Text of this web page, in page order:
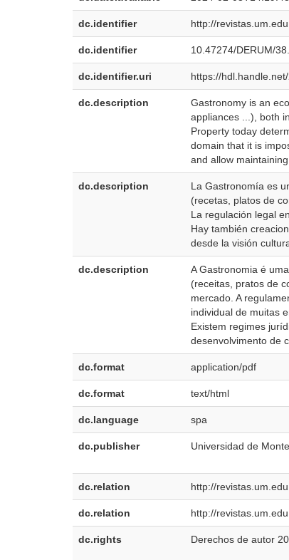
dc.identifier http://
dc.identifier 10.47274/DERUM/
dc.identifier.uri https://
dc.description
Gastronomy is an
appliances ...), both
Property today
domain that it is
and allow
dc.description
La Gastronomía es
(recetas, platos de
La regulación legal
Hay también
desde la visión
dc.description
A Gastronomia é
(receitas, pratos de
mercado. A
individual de muitas
Existem regimes
desenvolvimento de
dc.format application/pdf
dc.format text/html
dc.language spa
dc.publisher Universidad de
dc.relation http://
dc.relation http://
dc.rights Derechos de autor